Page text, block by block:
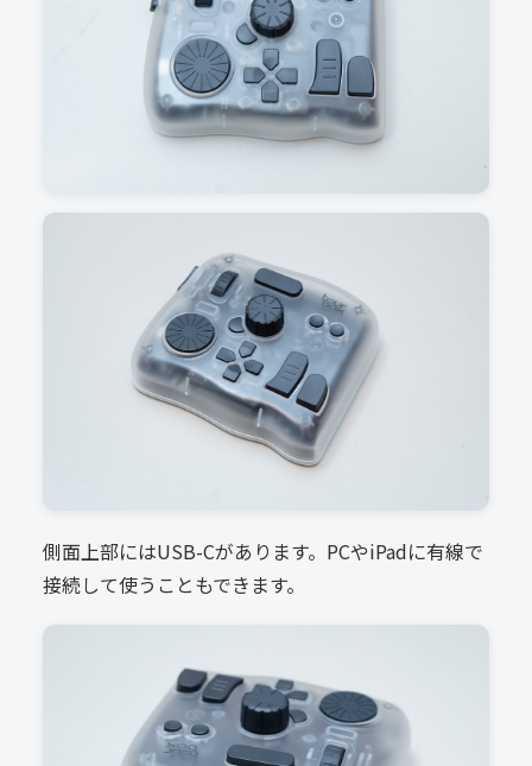
側面上部にはUSB-Cがあります。PCやiPadに有線で
接続して使うこともできます。